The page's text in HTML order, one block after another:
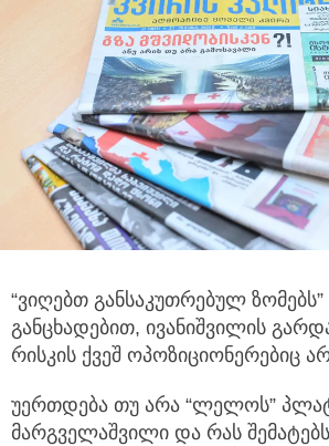
“ვიღებთ განსაკუთრებულ
განცხადებით, ივანიშვილის
რისკის ქვეშ ოპოზიციონერებიც
უერთდება თუ არა “ლელოს”
მარგველაშვილი და რას